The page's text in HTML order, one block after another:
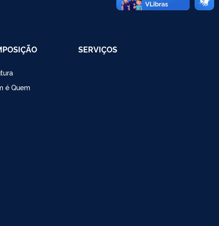
é Quem
SERVIÇOS